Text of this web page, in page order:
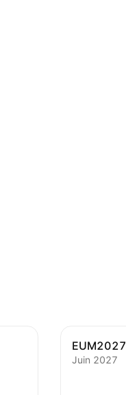
EUM2027
Juin 2027